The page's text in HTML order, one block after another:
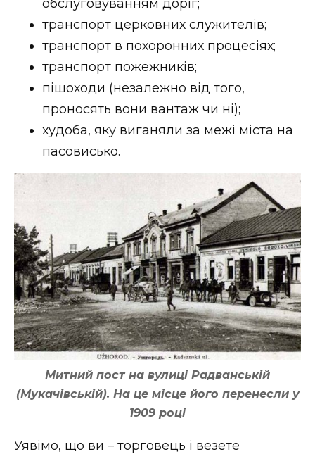
обслуговуванням доріг;
транспорт церковних служителів;
транспорт в похоронних процесіях;
транспорт пожежників;
пішоходи (незалежно від того,
проносять вони вантаж чи ні);
худоба, яку виганяли за межі міста на
пасовисько.
Митний пост на вулиці Радванській
(Мукачівській). На це місце його перенесли у
1909 році
Уявімо, що ви – торговець і везете